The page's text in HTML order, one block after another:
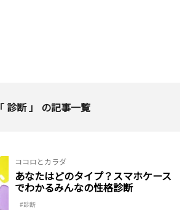
「 診断 」 の記事一覧
ココロとカラダ
あなたはどのタイプ？スマホケース
でわかるみんなの性格診断
診断